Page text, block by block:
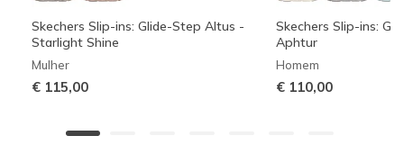
Skechers Slip-ins: Glide-Step Altus -
Starlight Shine
Mulher
€ 115,00
Skechers Slip-ins:
Aphtur
Homem
€ 110,00